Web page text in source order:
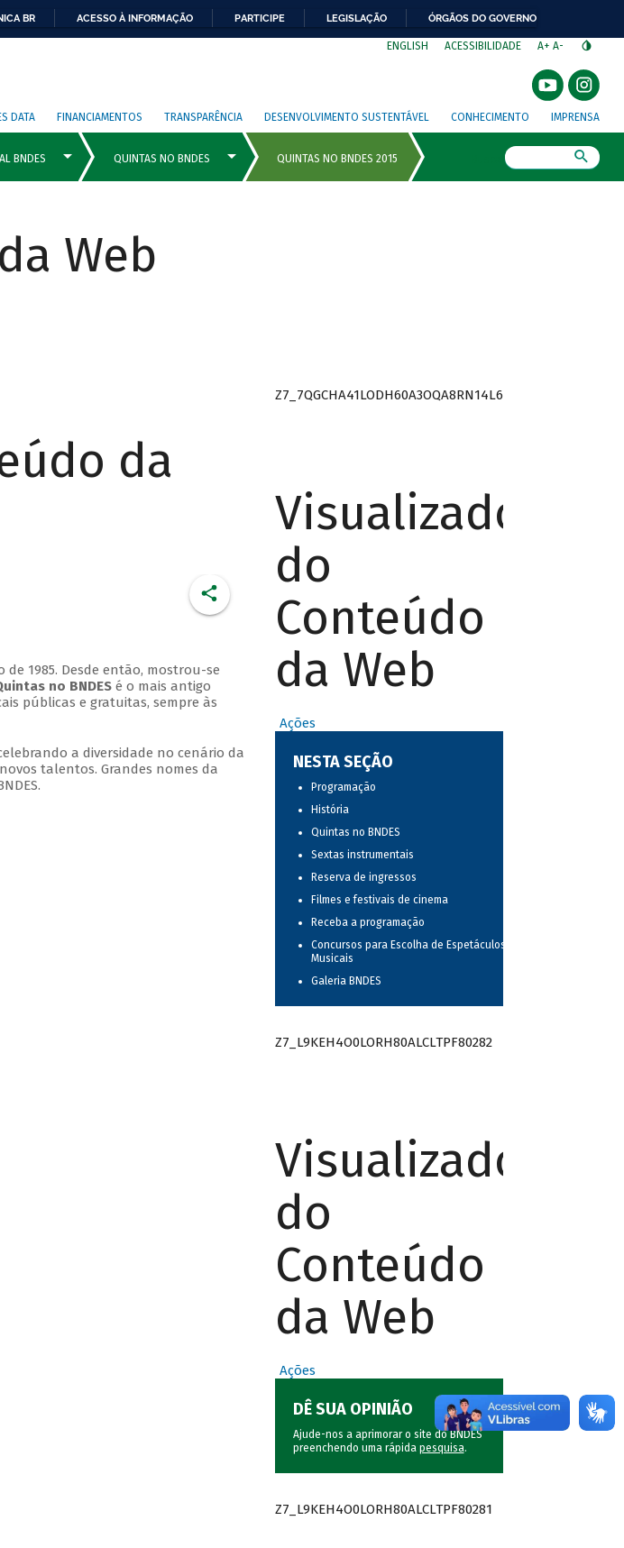
BR ACESSO À INFORMAÇÃO PARTICIPE LEGISLAÇÃO ÓRGÃOS DO GOVERNO
ENGLISH ACESSIBILIDADE A+ A-
DATA FINANCIAMENTOS TRANSPARÊNCIA DESENVOLVIMENTO SUSTENTÁVEL CONHECIMENTO IMPRENSA
Web
da
1985. Desde então, mostrou-se
no BNDESé o mais antigo
públicas e gratuitas, sempre às
a diversidade no cenário da
talentos. Grandes nomes da
Z7_7QGCHA41LODH60A3OQA8RN14L6
Visualizador
do
Conteúdo
da Web
Ações
NESTA SEÇÃO
Programação
História
Quintas no BNDES
Sextas instrumentais
Reserva de ingressos
Filmes e festivais de cinema
Receba a programação
Concursos para Escolha de Espetáculos
Musicais
Galeria BNDES
Z7_L9KEH4O0LORH80ALCLTPF80282
Visualizador
do
Conteúdo
da Web
Ações
DÊ SUA OPINIÃO
Ajude-nos a aprimorar o site do BNDES
preenchendo uma rápida pesquisa.
Z7_L9KEH4O0LORH80ALCLTPF80281